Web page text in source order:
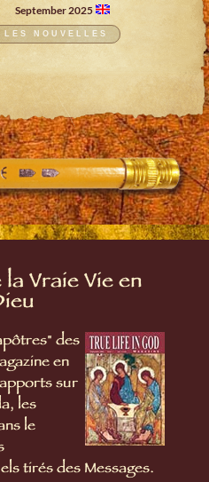
September 2025
NOUVELLES
Vraie Vie en
des
en
sur
les
le
tirés des Messages.